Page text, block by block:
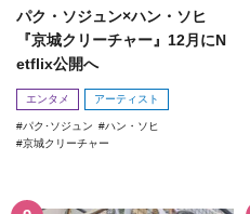
パク・ソジュン×ハン・ソヒ
『京城クリーチャー』12月にN
etflix公開へ
エンタメ アーティスト
パク･ソジュン
ハン・ソヒ
京城クリーチャー